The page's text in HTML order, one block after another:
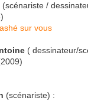
(scénariste /
sur vous
( dessinateur/
(scénariste) :